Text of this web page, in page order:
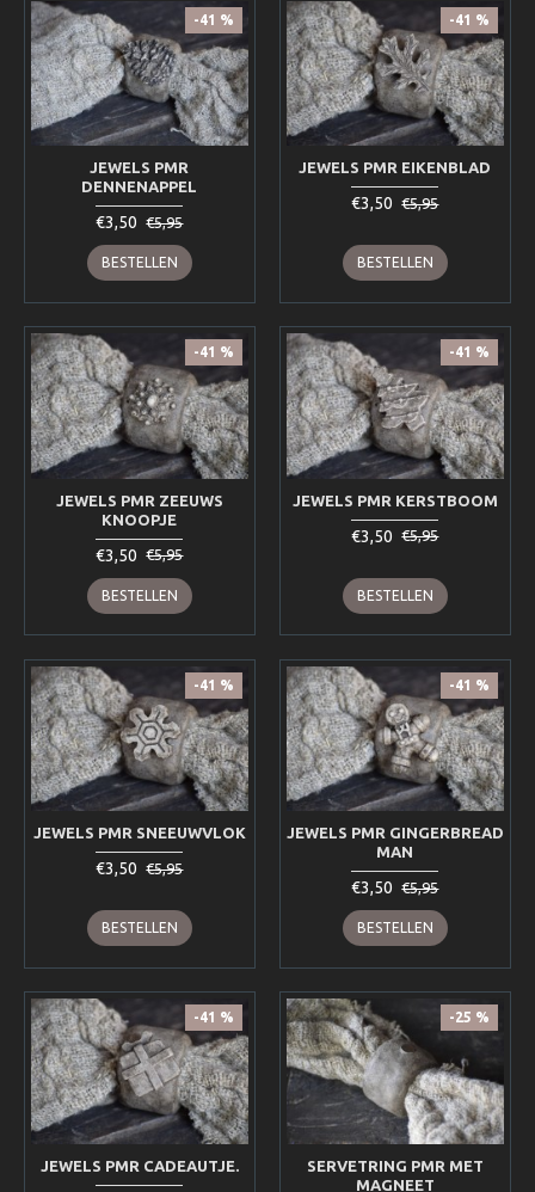
-41 %
JEWELS PMR
DENNENAPPEL
€3,50 €5,95
BESTELLEN
-41 %
JEWELS PMR EIKENBLAD
€3,50 €5,95
BESTELLEN
-41 %
JEWELS PMR ZEEUWS
KNOOPJE
€3,50 €5,95
BESTELLEN
-41 %
JEWELS PMR KERSTBOOM
€3,50 €5,95
BESTELLEN
-41 %
JEWELS PMR SNEEUWVLOK
€3,50 €5,95
BESTELLEN
-41 %
JEWELS PMR GINGERBREAD
MAN
€3,50 €5,95
BESTELLEN
-41 %
JEWELS PMR CADEAUTJE.
-25 %
SERVETRING PMR MET
MAGNEET